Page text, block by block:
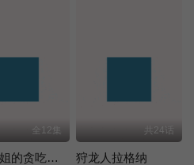
全12集
女仆小姐的贪吃日常
共24话
狩龙人拉格纳